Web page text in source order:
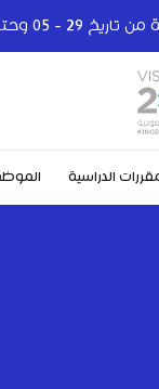
- 06 من عام 2024
الدراسية